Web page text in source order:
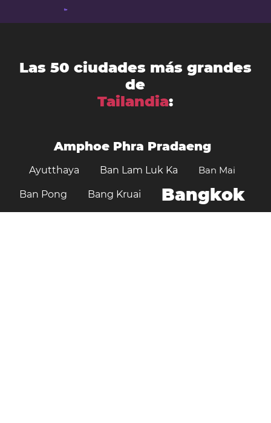
Las 50 ciudades más grandes
de
Tailandia:
Amphoe Phra Pradaeng
Ayutthaya Ban Lam Luk Ka Ban Mai
Ban Pong Bang Kruai Bangkok